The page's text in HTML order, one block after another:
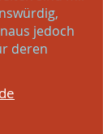
jedoch
deren